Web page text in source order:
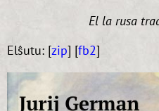
El la rusa
Elŝutu: [zip] [fb2]